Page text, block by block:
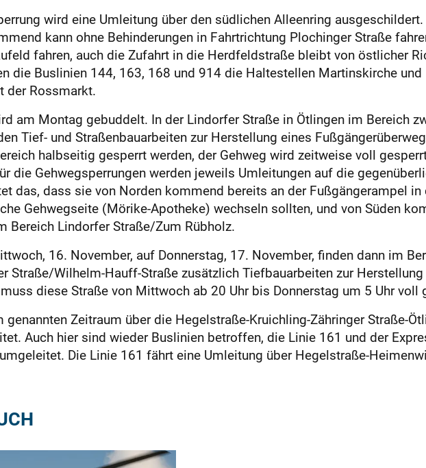
wird eine Umleitung über den südlichen Alleenring
kann ohne Behinderungen in Fahrtrichtung Plochinger Straße
fahren, auch die Zufahrt in die Herdfeldstraße bleibt von östlicher
die Buslinien 144, 163, 168 und 914 die Haltestellen Martinskirche
der Rossmarkt.
am Montag gebuddelt. In der Lindorfer Straße in Ötlingen im Bereich
Tief- und Straßenbauarbeiten zur Herstellung eines
halbseitig gesperrt werden, der Gehweg wird zeitweise voll
die Gehwegsperrungen werden jeweils Umleitungen auf die
das, dass sie von Norden kommend bereits an der Fußgängerampel
Gehwegseite (Mörike-Apotheke) wechseln sollten, und von Süden
Bereich Lindorfer Straße/Zum Rübholz.
16. November, auf Donnerstag, 17. November, finden dann im
Straße/Wilhelm-Hauff-Straße zusätzlich Tiefbauarbeiten zur
diese Straße von Mittwoch ab 20 Uhr bis Donnerstag um 5 Uhr voll
genannten Zeitraum über die Hegelstraße-Kruichling-Zähringer Straße-
Auch hier sind wieder Buslinien betroffen, die Linie 161 und der
Die Linie 161 fährt eine Umleitung über Hegelstraße-